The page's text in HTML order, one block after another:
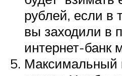
рублей, если в
вы заходили в
интернет-банк
Максимальный